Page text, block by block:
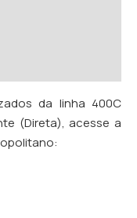
da linha 400C
(Direta), acesse a